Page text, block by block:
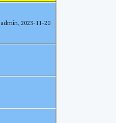
admin, 2023-11-20